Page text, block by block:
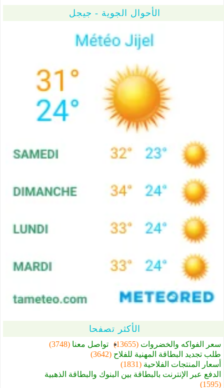
الأحوال الجوية - جيجل
الأكثر تصفحا
سعر الفواكه والخضروات (13655) تواصل معنا (3748)
طلب تجديد البطاقة المهنية للفلاح (3642)
أسعار المنتجات الفلاحية (1831)
الدفع عبر الإنترنت بالبطاقة بين البنوك والبطاقة الذهبية
(1595)